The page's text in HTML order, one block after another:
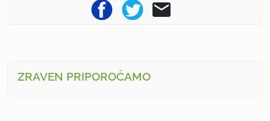
ZRAVEN PRIPOROČAMO